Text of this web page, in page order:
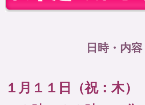
日時・内容
１月１１日（祝：木）